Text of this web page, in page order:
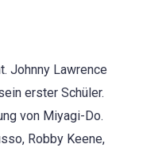
Johnny Lawrence
erster Schüler.
von Miyagi-Do.
Robby Keene,